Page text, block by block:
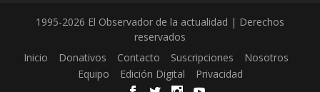
1995-2026 El Observador de la actualidad | Derechos
reservados
Inicio
Donativos Contacto Suscripciones
Nosotros
Equipo
Edición Digital Privacidad